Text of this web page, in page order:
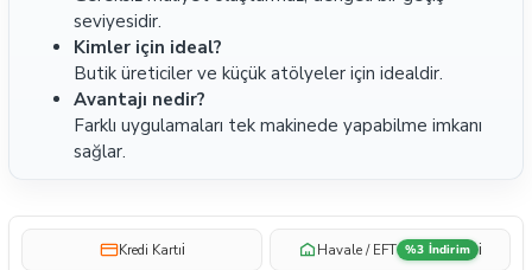
seviyesidir.
Kimler için ideal?
Butik üreticiler ve küçük atölyeler için idealdir.
Avantajı nedir?
Farklı uygulamaları tek makinede yapabilme imkanı
sağlar.
Kredi Kartıi Havale / EFT %3 İndirim i